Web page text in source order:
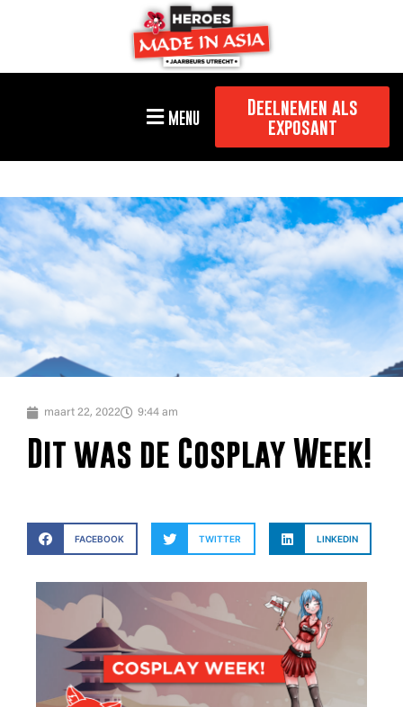
MENU
Deelnemen als
exposant
maart 22, 2022 9:44 am
Dit was de Cosplay Week!
FACEBOOK TWITTER LINKEDIN